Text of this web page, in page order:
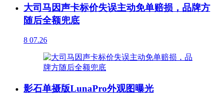
大司马因声卡标价失误主动免单赔损，品牌方
随后全额兜底
8 07.26
影石单摄版LunaPro外观图曝光